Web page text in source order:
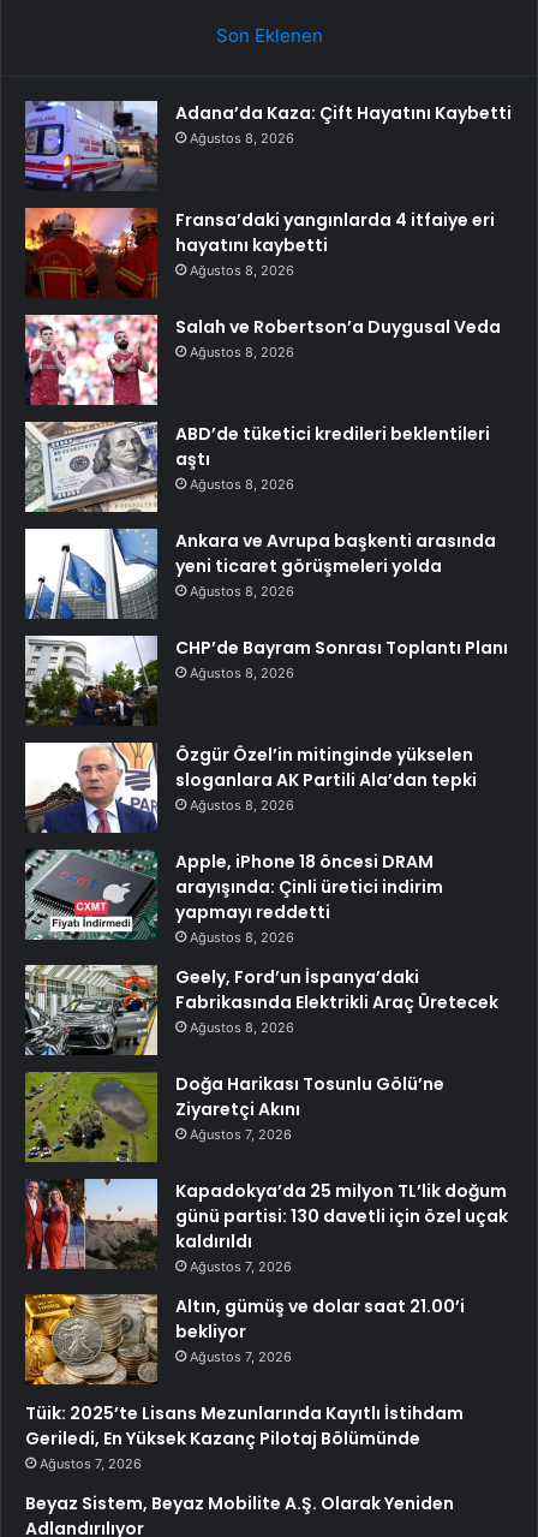
Son Eklenen
Adana’da Kaza: Çift Hayatını Kaybetti
Ağustos 8, 2026
Fransa’daki yangınlarda 4 itfaiye eri
hayatını kaybetti
Ağustos 8, 2026
Salah ve Robertson’a Duygusal Veda
Ağustos 8, 2026
ABD’de tüketici kredileri beklentileri
aştı
Ağustos 8, 2026
Ankara ve Avrupa başkenti arasında
yeni ticaret görüşmeleri yolda
Ağustos 8, 2026
CHP’de Bayram Sonrası Toplantı Planı
Ağustos 8, 2026
Özgür Özel’in mitinginde yükselen
sloganlara AK Partili Ala’dan tepki
Ağustos 8, 2026
Apple, iPhone 18 öncesi DRAM
arayışında: Çinli üretici indirim
yapmayı reddetti
Ağustos 8, 2026
Geely, Ford’un İspanya’daki
Fabrikasında Elektrikli Araç Üretecek
Ağustos 8, 2026
Doğa Harikası Tosunlu Gölü’ne
Ziyaretçi Akını
Ağustos 7, 2026
Kapadokya’da 25 milyon TL’lik doğum
günü partisi: 130 davetli için özel uçak
kaldırıldı
Ağustos 7, 2026
Altın, gümüş ve dolar saat 21.00’i
bekliyor
Ağustos 7, 2026
Tüik: 2025’te Lisans Mezunlarında Kayıtlı İstihdam
Geriledi, En Yüksek Kazanç Pilotaj Bölümünde
Ağustos 7, 2026
Beyaz Sistem, Beyaz Mobilite A.Ş. Olarak Yeniden
Adlandırılıyor